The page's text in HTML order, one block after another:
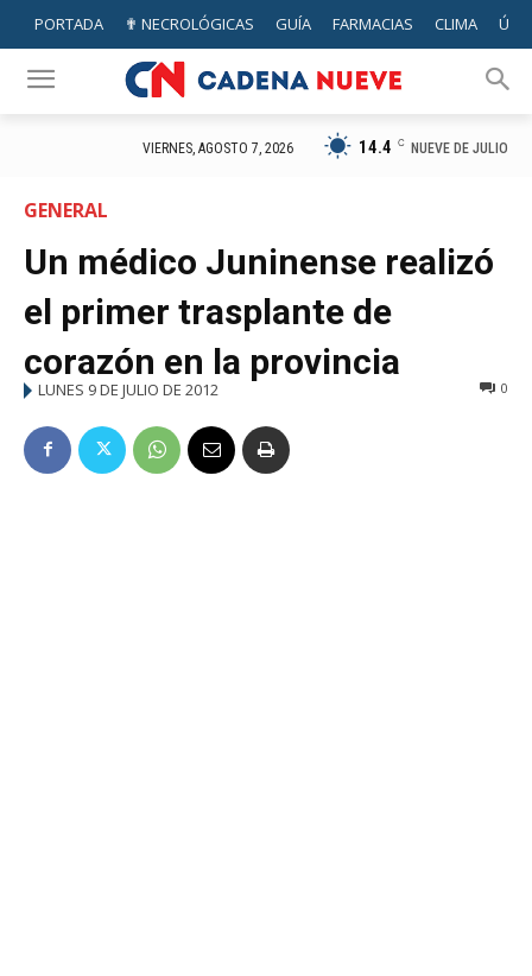
PORTADA ✟ NECROLÓGICAS GUÍA FARMACIAS CLIMA
VIERNES, AGOSTO 7, 2026 14.4 C NUEVE DE JULIO
GENERAL
Un médico Juninense realizó
el primer trasplante de
corazón en la provincia
LUNES 9 DE JULIO DE 2012 0